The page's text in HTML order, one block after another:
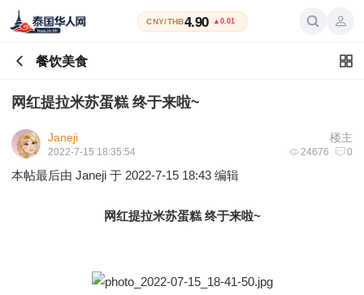
CNY/THB4.90 ▲0.01
餐饮美食
网红提拉米苏蛋糕 终于来啦~
楼主
Janeji
24676 0
2022-7-15 18:35:54
本帖最后由 Janeji 于 2022-7-15 18:43 编辑
网红提拉米苏蛋糕 终于来啦~